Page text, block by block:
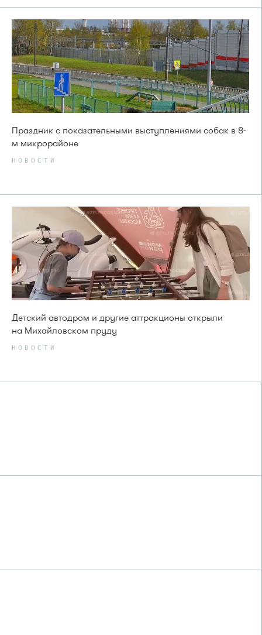
Праздник с показательными выступлениями собак в 8-
м микрорайоне
НОВОСТИ
Детский автодром и другие аттракционы открыли
на Михайловском пруду
НОВОСТИ